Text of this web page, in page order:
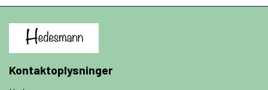
Kontaktoplysninger